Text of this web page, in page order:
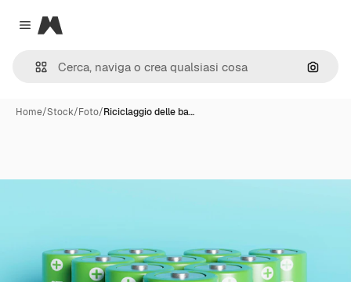
Close menu
Magnific
Cerca
Home/Stock/Foto/Riciclaggio delle ba…